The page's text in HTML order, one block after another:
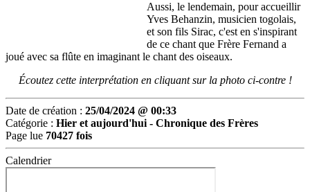
Aussi, le lendemain, pour accueillir
Yves Behanzin, musicien togolais,
et son fils Sirac, c'est en s'inspirant
de ce chant que Frère Fernand a
joué avec sa flûte en imaginant le chant des oiseaux.
Écoutez cette interprétation en cliquant sur la photo ci-contre !
Date de création : 25/04/2024 @ 00:33
Catégorie : Hier et aujourd'hui - Chronique des Frères
Page lue 70427 fois
Calendrier